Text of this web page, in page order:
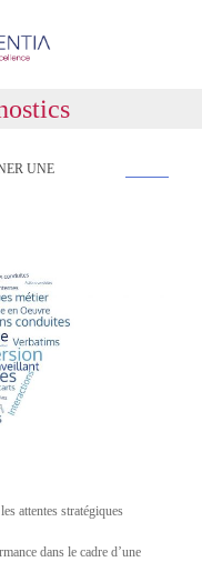
UNE
attentes stratégiques
dans le cadre d’une